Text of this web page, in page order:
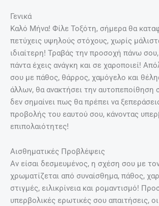
Γενικά
Καλό Μήνα! Φίλε Τοξότη, σήμερα θα
πετύχεις υψηλούς στόχους, χωρίς
ιδιαίτερη! Τραβάς την προσοχή πάνω
πάντα έχεις ανάγκη και σε χαροποιεί!
σου με πάθος, θάρρος, χαμόγελο και
άλλων, θα ανακτήσει την αυτοπεποίθηση
δεν σημαίνει πως θα πρέπει να
προβολής του εαυτού σου, κάνοντας
επιπολαιότητες!
Αισθηματικές Προβλέψεις
Αν είσαι δεσμευμένος, η σχέση σου με
χρωματίζεται από συναίσθημα, πάθος,
στιγμές, ειλικρίνεια και ρομαντισμό!
υπερβολικές ερωτικές σου απαιτήσεις,